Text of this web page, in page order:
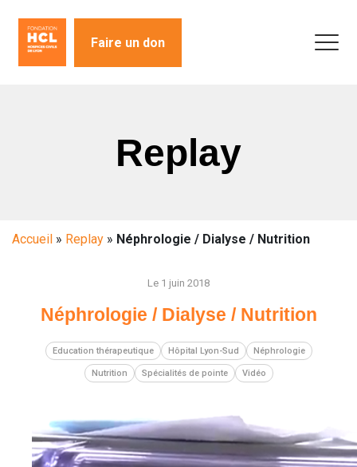
Faire un don
Replay
Accueil » Replay » Néphrologie / Dialyse / Nutrition
Le 1 juin 2018
Néphrologie / Dialyse / Nutrition
Education thérapeutique Hôpital Lyon-Sud Néphrologie
Nutrition Spécialités de pointe Vidéo